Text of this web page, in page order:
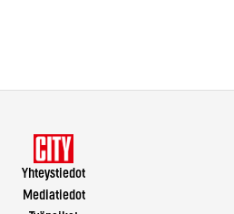
Yhteystiedot
Mediatiedot